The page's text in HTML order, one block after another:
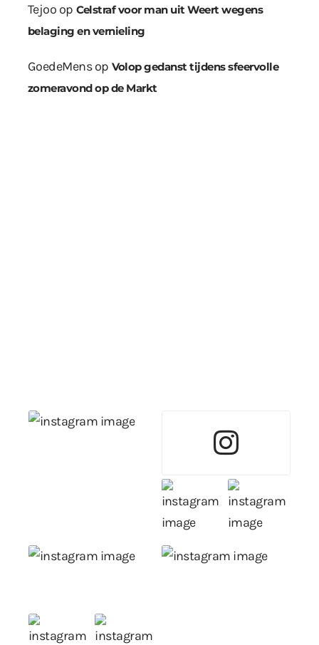
Tejoo op Celstraf voor man uit Weert wegens
belaging en vernieling
GoedeMensop Volop gedanst tijdens sfeervolle
zomeravond op de Markt